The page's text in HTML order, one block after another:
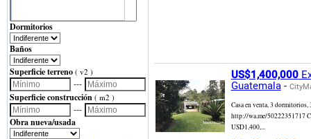
US$1,400,000
Guatemala-
Casa en venta, 3
http://wa.me/50222351717
USD1,400,...
Dormitorios
Baños
Superficie terreno ( v2 )
---
Superficie construcción ( m2 )
---
Obra nueva/usada